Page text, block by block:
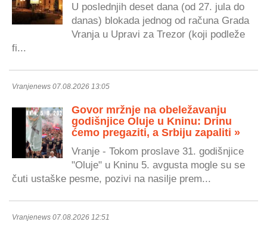
U poslednjih deset dana (od 27. jula do
danas) blokada jednog od računa Grada
Vranja u Upravi za Trezor (koji podleže
fi...
Vranjenews 07.08.2026 13:05
Govor mržnje na obeležavanju
godišnjice Oluje u Kninu: Drinu
ćemo pregaziti, a Srbiju zapaliti »
Vranje - Tokom proslave 31. godišnjice
"Oluje" u Kninu 5. avgusta mogle su se
čuti ustaške pesme, pozivi na nasilje prem...
Vranjenews 07.08.2026 12:51